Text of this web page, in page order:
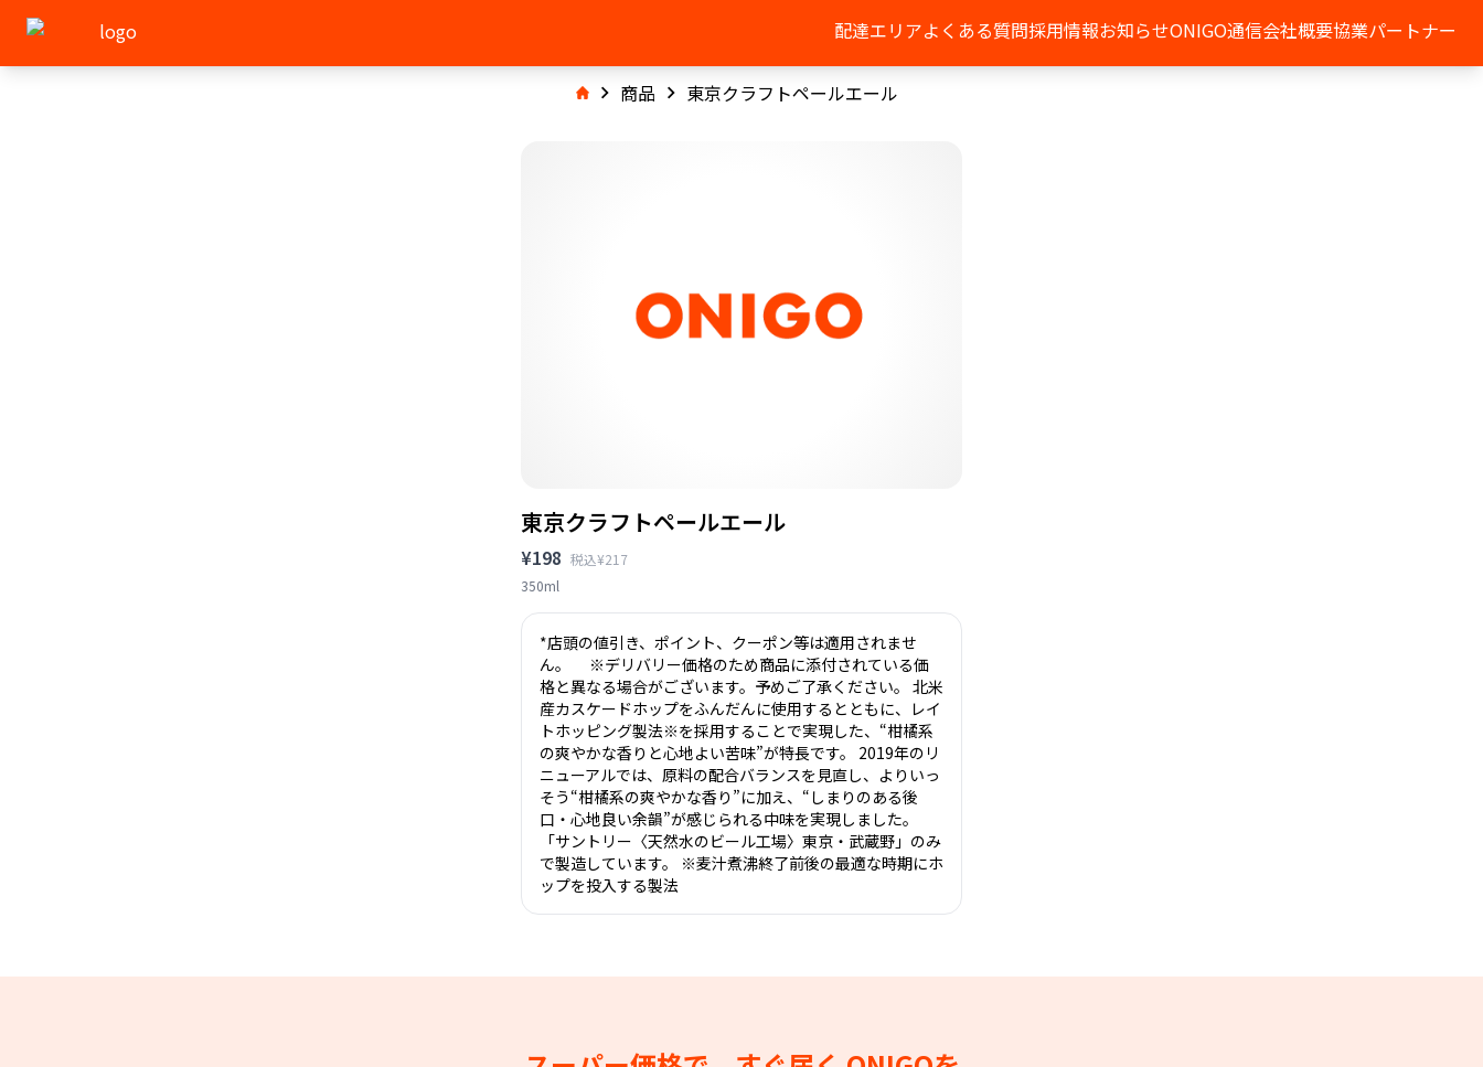
配達エリアよくある質問採用情報お知らせONIGO通信会社概要協業パートナー
商品 東京クラフトペールエール
東京クラフトペールエール
¥198 税込¥217
350ml
*店頭の値引き、ポイント、クーポン等は適用されませ
ん。 ※デリバリー価格のため商品に添付されている価
格と異なる場合がございます。予めご了承ください。 北米
産カスケードホップをふんだんに使用するとともに、レイ
トホッピング製法※を採用することで実現した、“柑橘系
の爽やかな香りと心地よい苦味”が特長です。 2019年のリ
ニューアルでは、原料の配合バランスを見直し、よりいっ
そう“柑橘系の爽やかな香り”に加え、“しまりのある後
口・心地良い余韻”が感じられる中味を実現しました。
「サントリー〈天然水のビール工場〉東京・武蔵野」のみ
で製造しています。 ※麦汁煮沸終了前後の最適な時期にホ
ップを投入する製法